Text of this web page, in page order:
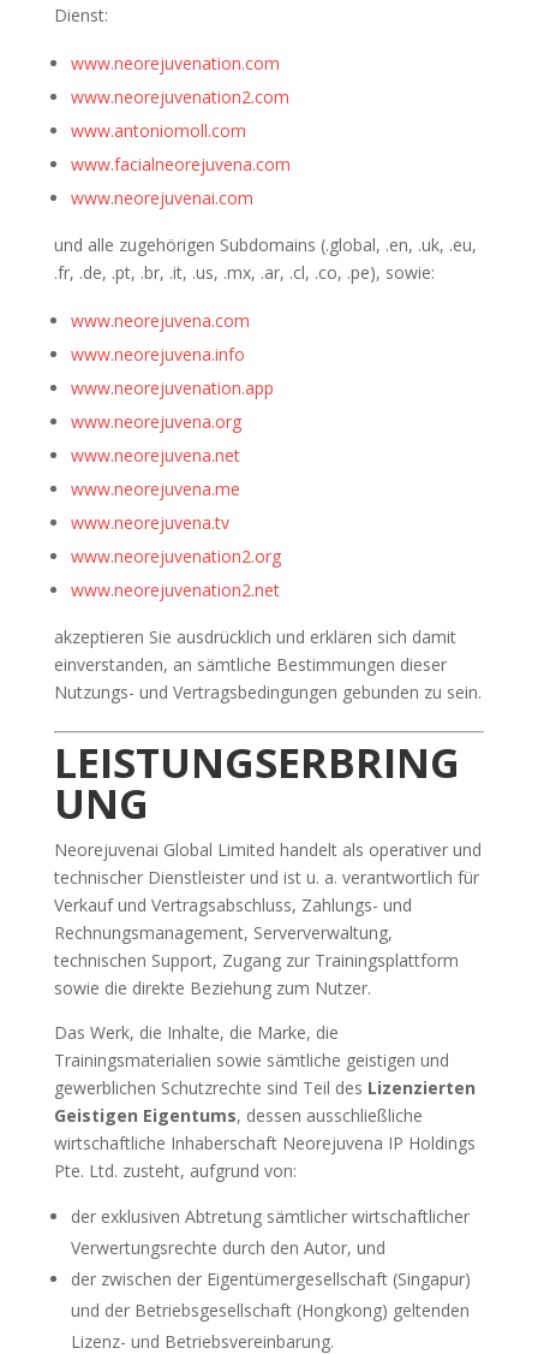
Dienst:
www.neorejuvenation.com
www.neorejuvenation2.com
www.antoniomoll.com
www.facialneorejuvena.com
www.neorejuvenai.com
und alle zugehörigen Subdomains (.global, .en, .uk, .eu,
.fr, .de, .pt, .br, .it, .us, .mx, .ar, .cl, .co, .pe), sowie:
www.neorejuvena.com
www.neorejuvena.info
www.neorejuvenation.app
www.neorejuvena.org
www.neorejuvena.net
www.neorejuvena.me
www.neorejuvena.tv
www.neorejuvenation2.org
www.neorejuvenation2.net
akzeptieren Sie ausdrücklich und erklären sich damit
einverstanden, an sämtliche Bestimmungen dieser
Nutzungs- und Vertragsbedingungen gebunden zu sein.
LEISTUNGSERBRING
UNG
Neorejuvenai Global Limited handelt als operativer und
technischer Dienstleister und ist u. a. verantwortlich für
Verkauf und Vertragsabschluss, Zahlungs- und
Rechnungsmanagement, Serververwaltung,
technischen Support, Zugang zur Trainingsplattform
sowie die direkte Beziehung zum Nutzer.
Das Werk, die Inhalte, die Marke, die
Trainingsmaterialien sowie sämtliche geistigen und
gewerblichen Schutzrechte sind Teil des Lizenzierten
Geistigen Eigentums, dessen ausschließliche
wirtschaftliche Inhaberschaft Neorejuvena IP Holdings
Pte. Ltd. zusteht, aufgrund von:
der exklusiven Abtretung sämtlicher wirtschaftlicher
Verwertungsrechte durch den Autor, und
der zwischen der Eigentümergesellschaft (Singapur)
und der Betriebsgesellschaft (Hongkong) geltenden
Lizenz- und Betriebsvereinbarung.